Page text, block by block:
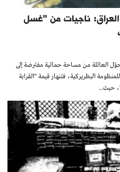
العراق: ناجيات من "غسل
العائلة من مساحة حمائية مفترضة إلى
البطريركية، فتنهار قيمة "القرابة
حيث...